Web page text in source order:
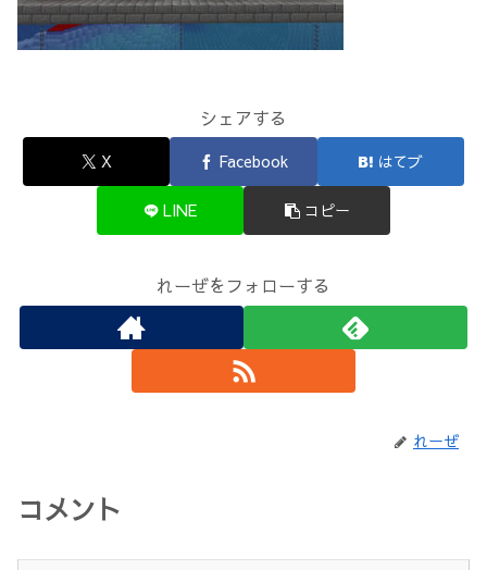
シェアする
X Facebook はてブ
LINE コピー
れーぜをフォローする
れーぜ
コメント